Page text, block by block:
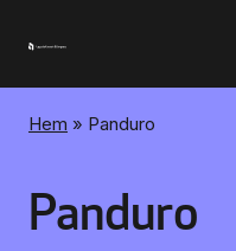
Program och biljetter
Hem » Panduro
Panduro